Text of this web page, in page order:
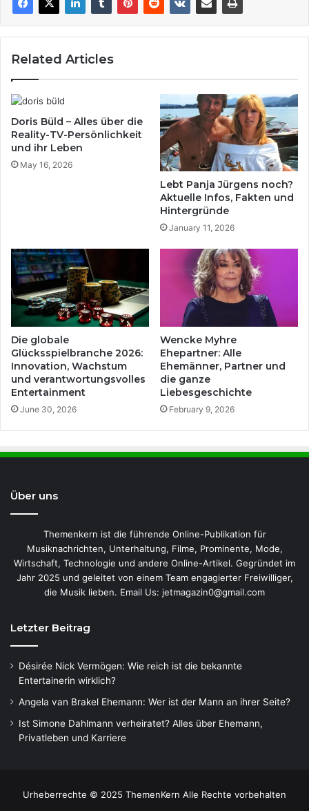
Related Articles
Doris Büld – Alles über die
Reality-TV-Persönlichkeit
und ihr Leben
May 16, 2026
Lebt Panja Jürgens noch?
Aktuelle Infos, Fakten und
Hintergründe
January 11, 2026
Die globale
Glücksspielbranche 2026:
Innovation, Wachstum
und verantwortungsvolles
Entertainment
June 30, 2026
Wencke Myhre
Ehepartner: Alle
Ehemänner, Partner und
die ganze
Liebesgeschichte
February 9, 2026
Über uns
Themenkern ist die führende Online-Publikation für
Musiknachrichten, Unterhaltung, Filme, Prominente, Mode,
Wirtschaft, Technologie und andere Online-Artikel. Gegründet im
Jahr 2025 und geleitet von einem Team engagierter Freiwilliger,
die Musik lieben. Email Us: jetmagazin0@gmail.com
Letzter Beitrag
Désirée Nick Vermögen: Wie reich ist die bekannte
Entertainerin wirklich?
Angela van Brakel Ehemann: Wer ist der Mann an ihrer Seite?
Ist Simone Dahlmann verheiratet? Alles über Ehemann,
Privatleben und Karriere
Urheberrechte © 2025 ThemenKern Alle Rechte vorbehalten